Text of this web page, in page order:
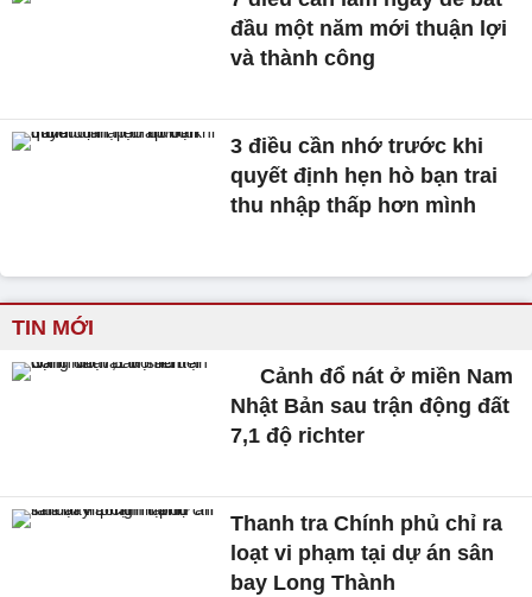
đầu một năm mới thuận lợi
và thành công
3 điều cần nhớ trước khi
quyết định hẹn hò bạn trai
thu nhập thấp hơn mình
TIN MỚI
Cảnh đổ nát ở miền Nam
Nhật Bản sau trận động đất
7,1 độ richter
Thanh tra Chính phủ chỉ ra
loạt vi phạm tại dự án sân
bay Long Thành